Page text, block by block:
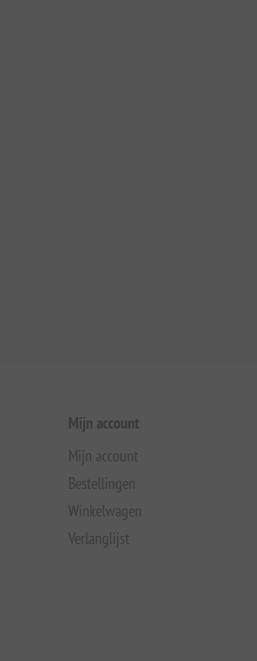
Mijn account
Mijn account
Bestellingen
Winkelwagen
Verlanglijst